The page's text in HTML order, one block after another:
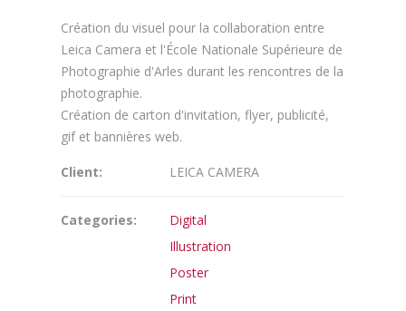
Création du visuel pour la collaboration entre
Leica Camera et l'École Nationale Supérieure de
Photographie d'Arles durant les rencontres de la
photographie.
Création de carton d'invitation, flyer, publicité,
gif et bannières web.
Client: LEICA CAMERA
Categories:
Digital
Illustration
Poster
Print